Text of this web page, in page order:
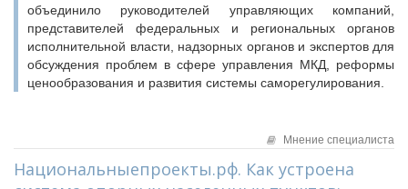
объединило руководителей управляющих компаний,
представителей федеральных и региональных органов
исполнительной власти, надзорных органов и экспертов для
обсуждения проблем в сфере управления МКД, реформы
ценообразования и развития системы саморегулирования.
Мнение специалиста
Национальныепроекты.рф. Как устроена